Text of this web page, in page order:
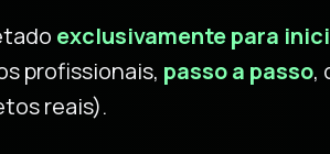
exclusivamente para
profissionais, passo a passo,
reais).